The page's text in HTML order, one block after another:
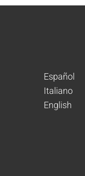
Español
Italiano
English